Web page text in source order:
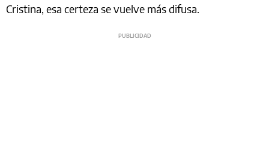
Cristina, esa certeza se vuelve más difusa.